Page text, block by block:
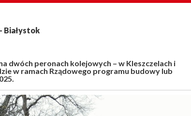
Białystok
dwóch peronach kolejowych – w Kleszczelach i
w ramach Rządowego programu budowy lub